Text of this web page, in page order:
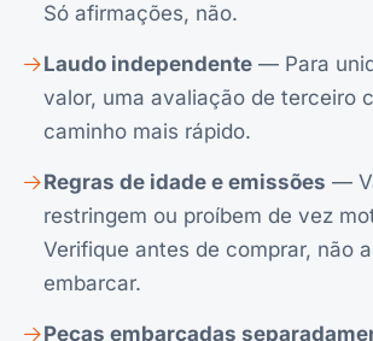
Só afirmações, não.
Laudo independente — Para
valor, uma avaliação de terceiro
caminho mais rápido.
Regras de idade e emissões —
restringem ou proíbem de vez
Verifique antes de comprar, não
embarcar.
Peças embarcadas